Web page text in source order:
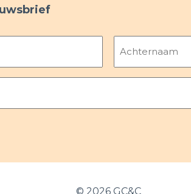
Achternaam
© 2026 GC&C